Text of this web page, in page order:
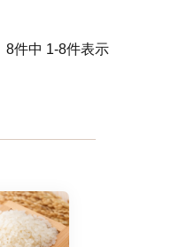
8件中 1-8件表示